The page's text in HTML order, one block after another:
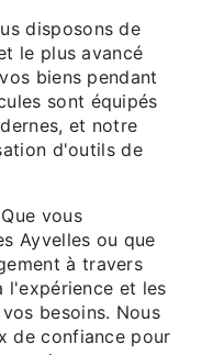
disposons de
le plus avancé
biens pendant
sont équipés
et notre
d'outils de
vous
Ayvelles ou que
à travers
l'expérience et les
besoins. Nous
de confiance pour